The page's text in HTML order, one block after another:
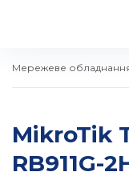
Мережеве
MikroTik
RB911G-